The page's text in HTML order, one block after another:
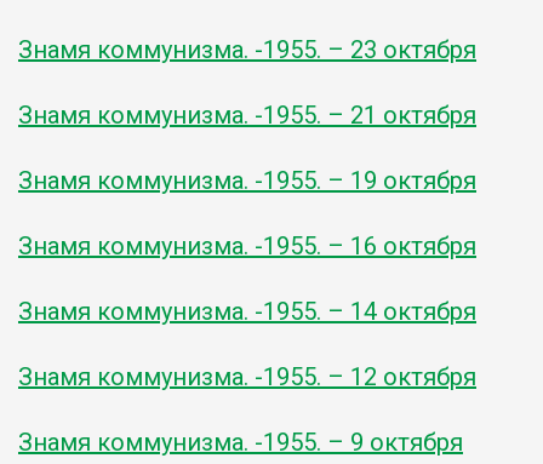
Знамя коммунизма. -1955. – 23 октября
Знамя коммунизма. -1955. – 21 октября
Знамя коммунизма. -1955. – 19 октября
Знамя коммунизма. -1955. – 16 октября
Знамя коммунизма. -1955. – 14 октября
Знамя коммунизма. -1955. – 12 октября
Знамя коммунизма. -1955. – 9 октября